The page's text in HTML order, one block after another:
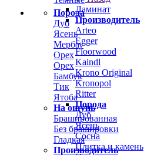
Порода
Дуб
Ясень
Мербау
Орех
Орех
Бамбук
Тик
Ятоба
На ощупь
Брашированная
Без брашировки
Гладкая
Производитель
Ламинат
Производитель
Arteo
Egger
Floorwood
Kaindl
Krono Original
Kronopol
Ritter
Порода
Дуб
Ясень
Сосна
Плитка и камень